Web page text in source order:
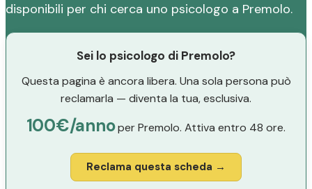
disponibili per chi cerca uno psicologo a Premolo.
Sei lo psicologo di Premolo?
Questa pagina è ancora libera. Una sola persona può
reclamarla — diventa la tua, esclusiva.
100€/annoper Premolo. Attiva entro 48 ore.
Reclama questa scheda →